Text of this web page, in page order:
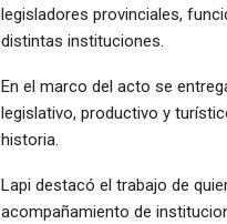
legisladores provinciales,
distintas instituciones.
En el marco del acto se
legislativo, productivo y
historia.
Lapi destacó el trabajo de
acompañamiento de